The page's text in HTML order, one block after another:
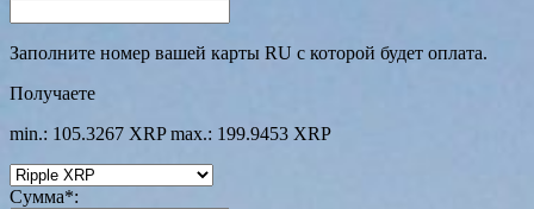
Заполните номер вашей карты RU с которой будет оплата.
Получаете
min.: 105.3267 XRP max.: 199.9453 XRP
Сумма*: